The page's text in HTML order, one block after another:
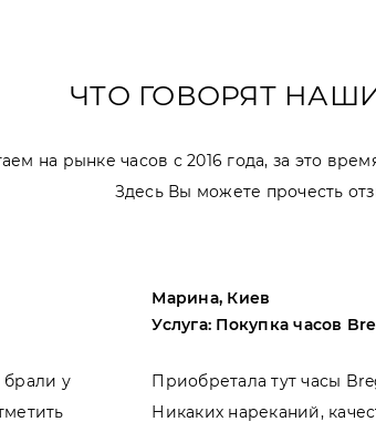
ЧТО ГОВОРЯТ
на рынке часов с 2016 года, за это
Здесь Вы можете прочесть
брали у
Марина, Киев
Услуга: Покупка часов
Приобретала тут часы
Никаких нареканий,